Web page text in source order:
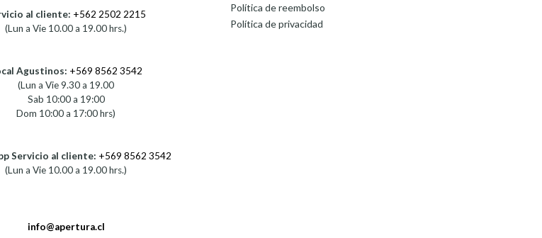
al cliente: +562 2502 2215
(Lun a Vie 10.00 a 19.00 hrs.)
Agustinos: +569 8562 3542
(Lun a Vie 9.30 a 19.00
Sab 10:00 a 19:00
Dom 10:00 a 17:00 hrs)
Servicio al cliente: +569 8562 3542
(Lun a Vie 10.00 a 19.00 hrs.)
info@apertura.cl
Política de reembolso
Política de privacidad